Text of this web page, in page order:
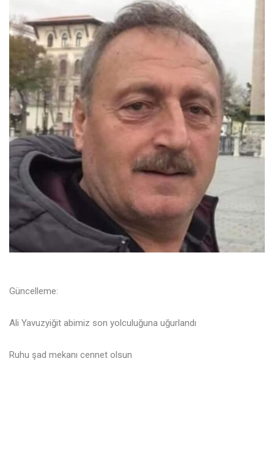
Güncelleme:
Ali Yavuzyiğit abimiz son yolculuğuna uğurlandı
Ruhu şad mekanı cennet olsun